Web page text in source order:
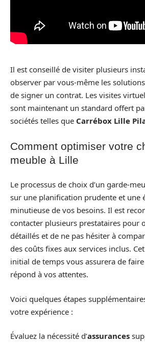
Il est conseillé de visiter plusieurs
observer par vous-même les
de signer un contrat. Les visites
sont maintenant un standard offert
sociétés telles que Carrébox Lille
Comment optimiser votre
meuble à Lille
Le processus de choix d’un garde-
sur une planification prudente et une
minutieuse de vos besoins. Il est
contacter plusieurs prestataires pour
détaillés et de ne pas hésiter à
des coûts fixes aux services inclus.
initial de temps vous assurera de
répond à vos attentes.
Voici quelques étapes
votre expérience :
Évaluez la nécessité d’assurances